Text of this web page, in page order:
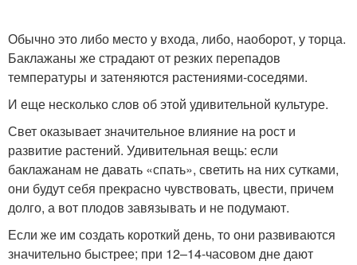
Обычно это либо место у входа, либо, наоборот, у торца.
Баклажаны же страдают от резких перепадов
температуры и затеняются растениями-соседями.
И еще несколько слов об этой удивительной культуре.
Свет оказывает значительное влияние на рост и
развитие растений. Удивительная вещь: если
баклажанам не давать «спать», светить на них сутками,
они будут себя прекрасно чувствовать, цвести, причем
долго, а вот плодов завязывать и не подумают.
Если же им создать короткий день, то они развиваются
значительно быстрее; при 12–14-часовом дне дают